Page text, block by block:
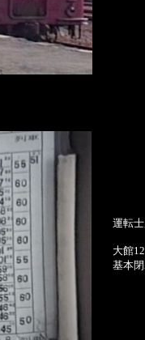
運転
大館
基本